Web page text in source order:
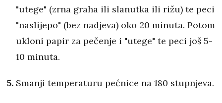
"utege" (zrna graha ili slanutka ili rižu) te peci
"naslijepo" (bez nadjeva) oko 20 minuta. Potom
ukloni papir za pečenje i "utege" te peci još 5-
10 minuta.
Smanji temperaturu pećnice na 180 stupnjeva.